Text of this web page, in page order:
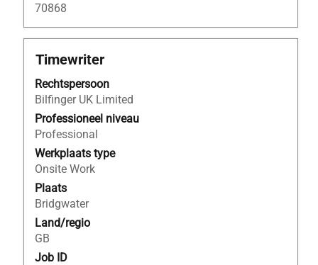
70868
Titel
Timewriter
Rechtspersoon
Bilfinger UK Limited
Professioneel niveau
Professional
Werkplaats type
Onsite Work
Plaats
Bridgwater
Land/regio
GB
Job ID
Selecteer
spatiebalk
om
de
volledige
inhoud
van
de
functiegegevens
weer
te
geven.